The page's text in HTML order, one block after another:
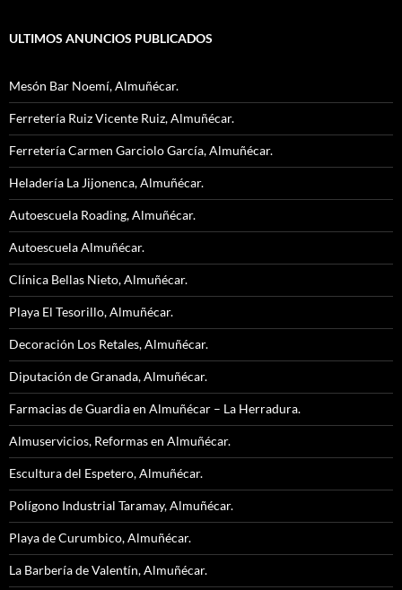
ULTIMOS ANUNCIOS PUBLICADOS
Mesón Bar Noemí, Almuñécar.
Ferretería Ruiz Vicente Ruiz, Almuñécar.
Ferretería Carmen Garciolo García, Almuñécar.
Heladería La Jijonenca, Almuñécar.
Autoescuela Roading, Almuñécar.
Autoescuela Almuñécar.
Clínica Bellas Nieto, Almuñécar.
Playa El Tesorillo, Almuñécar.
Decoración Los Retales, Almuñécar.
Diputación de Granada, Almuñécar.
Farmacias de Guardia en Almuñécar – La Herradura.
Almuservicios, Reformas en Almuñécar.
Escultura del Espetero, Almuñécar.
Polígono Industrial Taramay, Almuñécar.
Playa de Curumbico, Almuñécar.
La Barbería de Valentín, Almuñécar.